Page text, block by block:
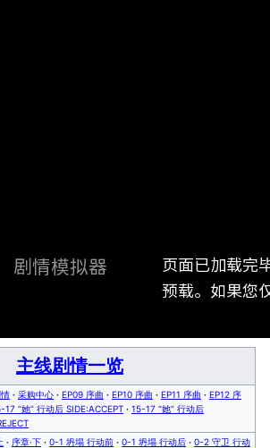
剧情模拟器
页面已加载完
预载。如果您
主线剧情一览
· 采购中心 · EP09 序曲 · EP10 序曲 · EP11 序曲 · EP12 序
17 “她” 行动后 SIDE:ACCEPT · 15-17 “她” 行动后
· 序章·下 · 0-1 坍塌 行动前 · 0-1 坍塌 行动后 · 0-2 守卫 行动